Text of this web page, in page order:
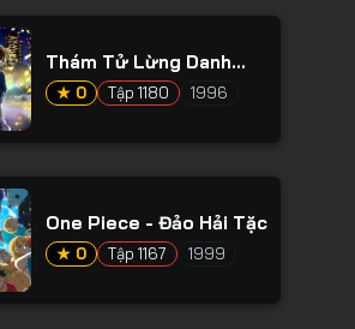
Thám Tử Lừng Danh
Conan
★ 0 Tập 1180 1996
One Piece - Đảo Hải Tặc
★ 0 Tập 1167 1999